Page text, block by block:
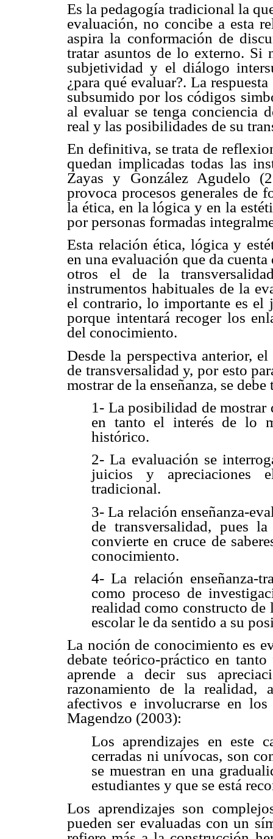
Es la pedagogía tradicional la
evaluación, no concibe a esta
aspira la conformación de
tratar asuntos de lo externo.
subjetividad y el diálogo
¿para qué evaluar?. La
subsumido por los códigos
al evaluar se tenga conciencia
real y las posibilidades de su
En definitiva, se trata de
quedan implicadas todas las
Zayas y González Agudelo
provoca procesos generales de
la ética, en la lógica y en la
por personas formadas
Esta relación ética, lógica y
en una evaluación que da
otros el de la
instrumentos habituales de la
el contrario, lo importante es el
porque intentará recoger los
del conocimiento.
Desde la perspectiva anterior,
de transversalidad y, por esto
mostrar de la enseñanza, se
1- La posibilidad de mostrar
en tanto el interés de lo
histórico.
2- La evaluación se
juicios y apreciaciones
tradicional.
3- La relación enseñanza-
de transversalidad, pues
convierte en cruce de
conocimiento.
4- La relación enseñanza-
como proceso de
realidad como constructo de
escolar le da sentido a su
La noción de conocimiento es
debate teórico-práctico en
aprende a decir sus
razonamiento de la realidad,
afectivos e involucrarse en los
Magendzo (2003):
Los aprendizajes en este
cerradas ni unívocas, son
se muestran en una
estudiantes y que se está
Los aprendizajes son
pueden ser evaluadas con un